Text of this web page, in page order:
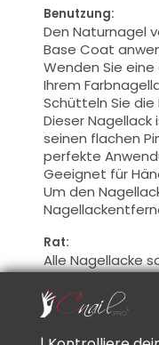
Benutzung:
Den Naturnagel
Base Coat
Wenden Sie
Ihrem
Schütteln Sie die
Dieser Nagellack
seinen flachen
perfekte
Geeignet für
Um den
Rat:
Alle Nagellacke
der Sonne
Einen Nagellack,
kannmit